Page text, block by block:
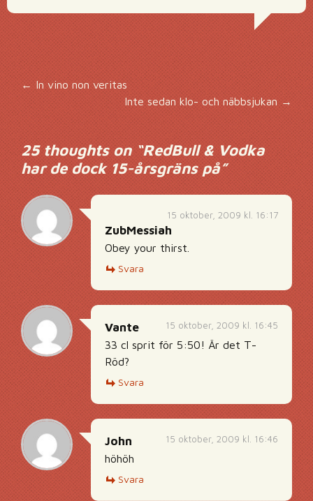
Inläggsnavigering
← In vino non veritas
Inte sedan klo- och näbbsjukan →
25 thoughts on “RedBull & Vodka
har de dock 15-årsgräns på”
15 oktober, 2009 kl. 16:17
ZubMessiah
Obey your thirst.
Svara
15 oktober, 2009 kl. 16:45
Vante
33 cl sprit för 5:50! Är det T-
Röd?
Svara
15 oktober, 2009 kl. 16:46
John
höhöh
Svara